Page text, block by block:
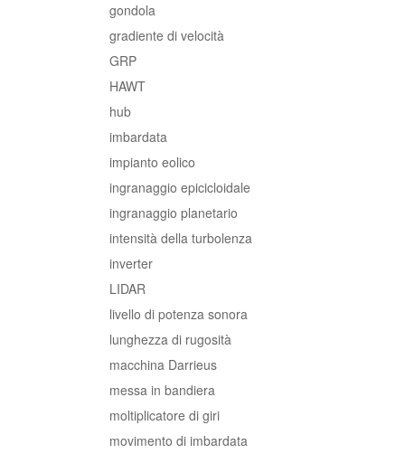
gondola
gradiente di velocità
GRP
HAWT
hub
imbardata
impianto eolico
ingranaggio epicicloidale
ingranaggio planetario
intensità della turbolenza
inverter
LIDAR
livello di potenza sonora
lunghezza di rugosità
macchina Darrieus
messa in bandiera
moltiplicatore di giri
movimento di imbardata